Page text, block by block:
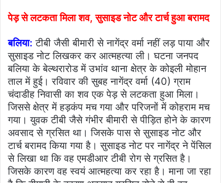
पेड़ से लटकता मिला शव, सुसाइड नोट और टार्च हुआ बरामद
बलिया: टीबी जैसी बीमारी से नागेंद्र वर्मा नहीं लड़ पाया और
सुसाइड नोट लिखकर कर आत्महत्या ली। घटना जनपद
बलिया के बेल्थरारोड में उभांव थाना क्षेत्र के कोइली मोहान
ताल में हुई। रविवार की सुबह नागेंद्र वर्मा (40) ग्राम
चंदाडीह निवासी का शव एक पेड़ से लटकता हुआ मिला।
जिससे क्षेत्र में हड़कंप मच गया और परिजनों में कोहराम मच
गया। युवक टीबी जैसे गंभीर बीमारी से पीड़ित होने के कारण
अवसाद से ग्रसित था। जिसके पास से सुसाइड नोट और
टार्च बरामद किया गया है। सुसाइड नोट पर नागेंद्र ने पेंसिल
से लिखा था कि वह एमडीआर टीबी रोग से ग्रसित है।
जिसके कारण वह स्वयं आत्महत्या कर रहा है। माना जा रहा